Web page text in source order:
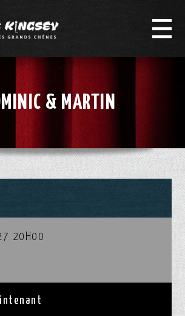
& MARTIN
20H00